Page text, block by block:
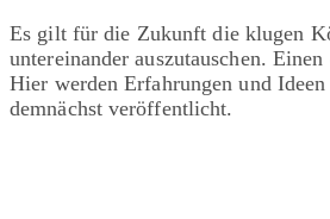
Es gilt für die Zukunft die klugen
untereinander auszutauschen.
Hier werden Erfahrungen und
demnächst veröffentlicht.